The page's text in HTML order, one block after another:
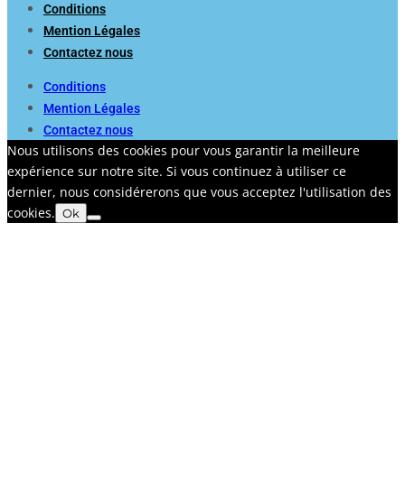
Conditions
Mention Légales
Contactez nous
Conditions
Mention Légales
Contactez nous
Nous utilisons des cookies pour vous garantir la meilleure
expérience sur notre site. Si vous continuez à utiliser ce
dernier, nous considérerons que vous acceptez l'utilisation des
cookies. Ok